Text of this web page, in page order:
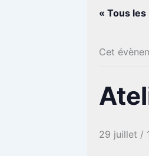
« Tous
Cet
29 juillet /